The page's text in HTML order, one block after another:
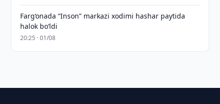
Farg‘onada “Inson” markazi xodimi hashar paytida
halok bo‘ldi
20:25 · 01/08